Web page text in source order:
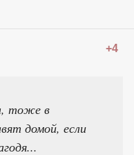
+4
тоже в
домой, если